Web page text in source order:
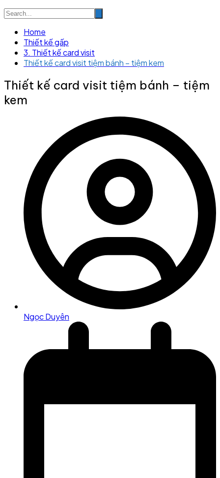
Home
Thiết kế gấp
3. Thiết kế card visit
Thiết kế card visit tiệm bánh – tiệm kem
Thiết kế card visit tiệm bánh – tiệm
kem
Ngọc Duyên